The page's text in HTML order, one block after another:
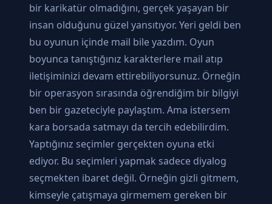
bir karikatür olmadığını, gerçek yaşayan bir
insan olduğunu güzel yansıtıyor. Yeri geldi ben
bu oyunun içinde mail bile yazdım. Oyun
boyunca tanıştığınız karakterlere mail atıp
iletişiminizi devam ettirebiliyorsunuz. Örneğin
bir operasyon sırasında öğrendiğim bir bilgiyi
ben bir gazeteciyle paylaştım. Ama istersem
kara borsada satmayı da tercih edebilirdim.
Yaptığınız seçimler gerçekten oyuna etki
ediyor. Bu seçimleri yapmak sadece diyalog
seçmekten ibaret değil. Örneğin gizli gitmem,
kimseyle çatışmaya girmemem gereken bir